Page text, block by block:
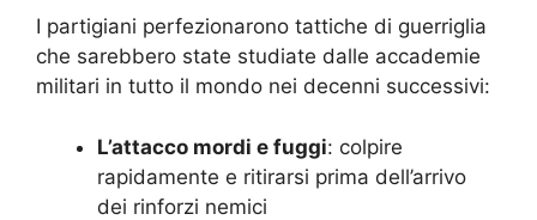
I partigiani perfezionarono tattiche di guerriglia
che sarebbero state studiate dalle accademie
militari in tutto il mondo nei decenni successivi:
L’attacco mordi e fuggi: colpire
rapidamente e ritirarsi prima dell’arrivo
dei rinforzi nemici